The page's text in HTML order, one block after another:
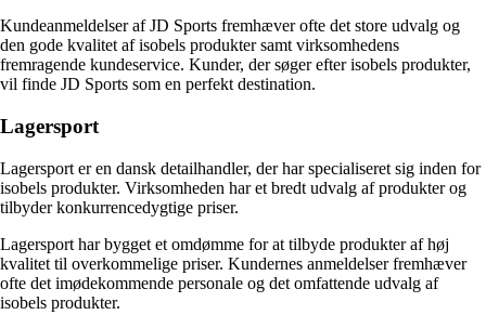
Kundeanmeldelser af JD Sports fremhæver ofte det store udvalg og
den gode kvalitet af isobels produkter samt virksomhedens
fremragende kundeservice. Kunder, der søger efter isobels produkter,
vil finde JD Sports som en perfekt destination.
Lagersport
Lagersport er en dansk detailhandler, der har specialiseret sig inden for
isobels produkter. Virksomheden har et bredt udvalg af produkter og
tilbyder konkurrencedygtige priser.
Lagersport har bygget et omdømme for at tilbyde produkter af høj
kvalitet til overkommelige priser. Kundernes anmeldelser fremhæver
ofte det imødekommende personale og det omfattende udvalg af
isobels produkter.